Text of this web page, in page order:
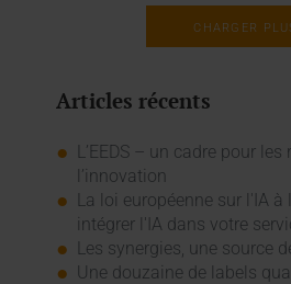
CHARGER
Articles récents
L’EEDS – un cadre pour
l’innovation
La loi européenne sur l'IA
intégrer l'IA dans votre
Les synergies, une source
Une douzaine de labels